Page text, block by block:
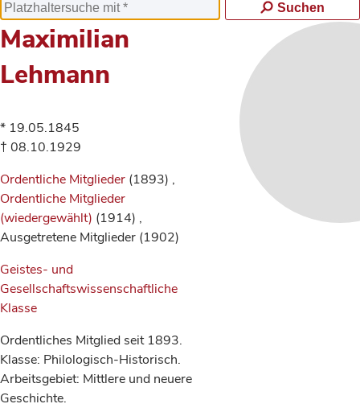
Suchen
Maximilian
Lehmann
* 19.05.1845
† 08.10.1929
Ordentliche Mitglieder (1893) ,
Ordentliche Mitglieder
(wiedergewählt) (1914) ,
Ausgetretene Mitglieder (1902)
Geistes- und
Gesellschaftswissenschaftliche
Klasse
Ordentliches Mitglied seit 1893.
Klasse: Philologisch-Historisch.
Arbeitsgebiet: Mittlere und neuere
Geschichte.